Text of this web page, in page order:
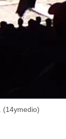
(14ymedio)